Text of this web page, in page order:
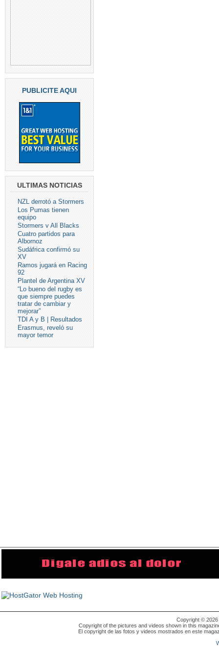
PUBLICITE AQUI
ULTIMAS NOTICIAS
NZL derrotó a Stormers
Los Pumas tienen
equipo
Stormers v All Blacks
Cuatro partidos para
Albornoz
Sudáfrica confirmó su
XV
Ramos jugará en Racing
92
Plantel de Argentina XV
“Lo bueno del rugby es
que siempre puedes
tratar de cambiar y
mejorar”
TDI A y B | Resultados
Erasmus, reveló su
mayor temor
Copyright © 2026
Copyright of the pictures and videos shown in this
El copyright de las fotos y videos mostrados en este